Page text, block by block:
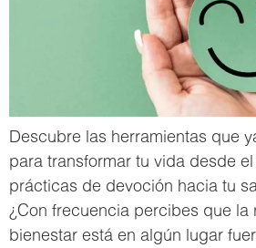
Descubre las herramientas que
para transformar tu vida desde
prácticas de devoción hacia tu
¿Con frecuencia percibes que la
bienestar está en algún lugar